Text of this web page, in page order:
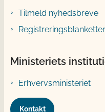
Tilmeld nyhedsbreve
Ministeriets
Erhvervsministeriet
Kontakt